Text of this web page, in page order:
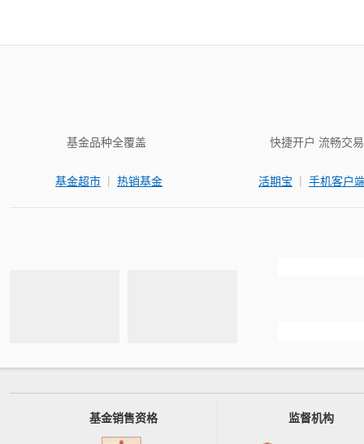
基金品种全覆盖
基金超市 | 热销基金
快捷开户 流畅交易
活期宝 | 手机客户
基金销售资格 监督机构